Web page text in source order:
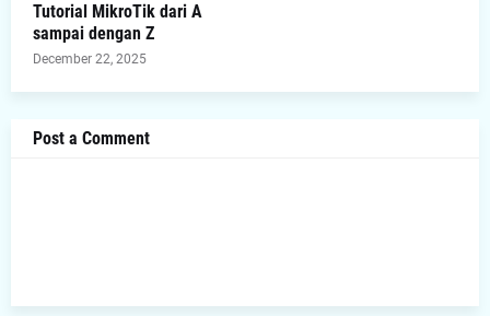
Tutorial MikroTik dari A
sampai dengan Z
December 22, 2025
Post a Comment